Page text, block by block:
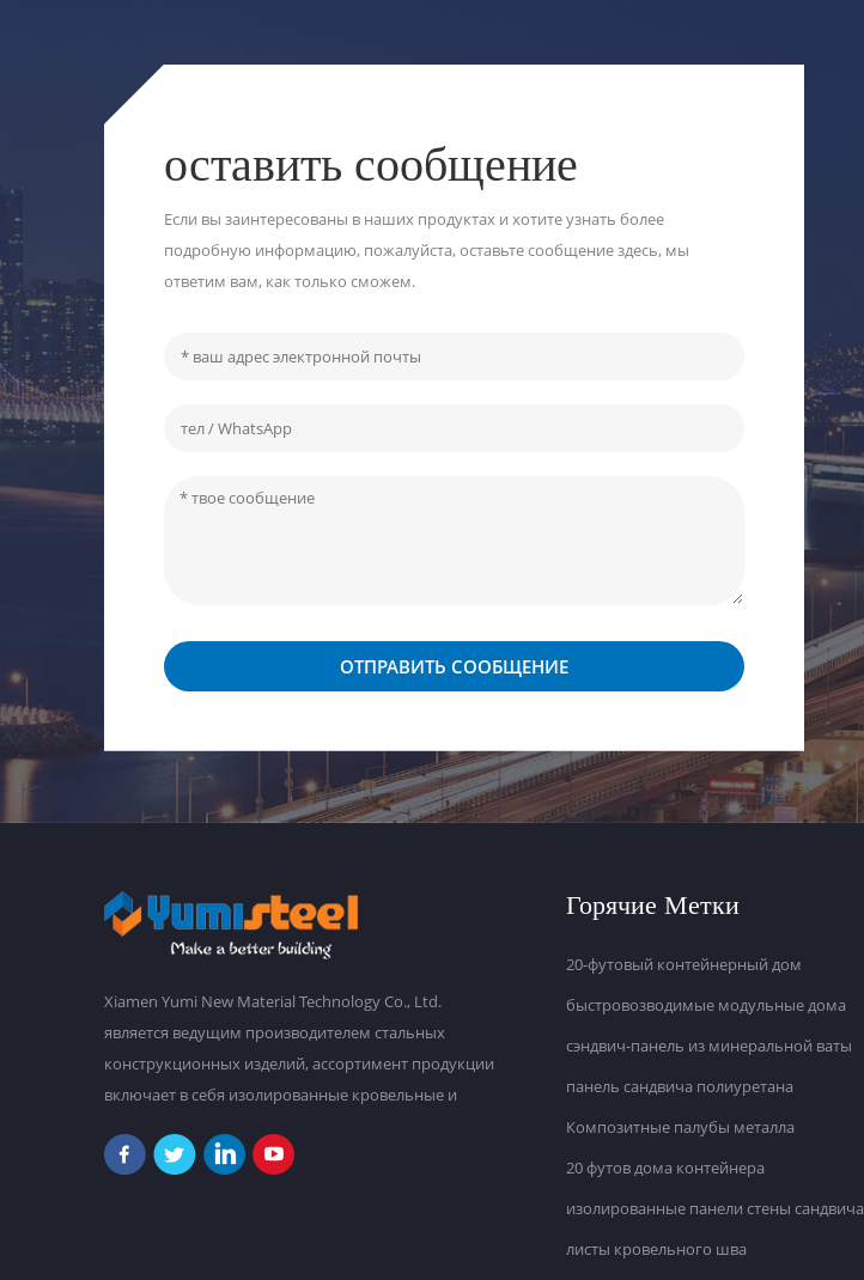
оставить сообщение
Если вы заинтересованы в наших продуктах и ​​хотите узнать более
подробную информацию, пожалуйста, оставьте сообщение здесь, мы
ответим вам, как только сможем.
ОТПРАВИТЬ СООБЩЕНИЕ
Xiamen Yumi New Material Technology Co., Ltd.
является ведущим производителем стальных
конструкционных изделий, ассортимент продукции
включает в себя изолированные кровельные и
стальную кровлю и облицовку стен, стальные
Горячие Метки
20-футовый контейнерный дом
быстровозводимые модульные дома
сэндвич-панель из минеральной ваты
панель сандвича полиуретана
Композитные палубы металла
20 футов дома контейнера
изолированные панели стены сандвича
листы кровельного шва